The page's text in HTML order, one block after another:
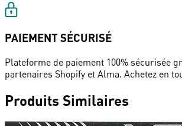
PAIEMENT SÉCURISÉ
Plateforme de paiement 100% sécurisée
partenaires Shopify et Alma. Achetez en
Produits Similaires